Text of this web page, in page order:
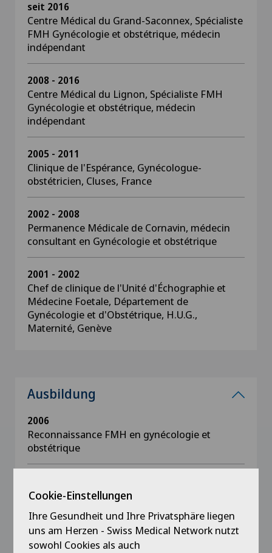
seit 2016
Centre Médical du Grand-Saconnex, Spécialiste
FMH Gynécologie et obstétrique, médecin
indépendant
2008 - 2016
Centre Médical du Lignon, Spécialiste FMH
Gynécologie et obstétrique, médecin
indépendant
2005 - 2011
Clinique de l'Espérance, Gynécologue-
obstétricien, Cluses, France
2002 - 2008
Permanence Médicale de Cornavin, médecin
consultant en Gynécologie et obstétrique
2001 - 2002
Chef de clinique de l'Unité d'Échographie et
Médecine Foetale, Département de
Gynécologie et d'Obstétrique, H.U.G.,
Maternité, Genève
Ausbildung
2006
Reconnaissance FMH en gynécologie et
obstétrique
Formation en échographie en Gynécologie,
1993
Cookie-Einstellungen
Ihre Gesundheit und Ihre Privatsphäre liegen
uns am Herzen - Swiss Medical Network nutzt
sowohl Cookies als auch